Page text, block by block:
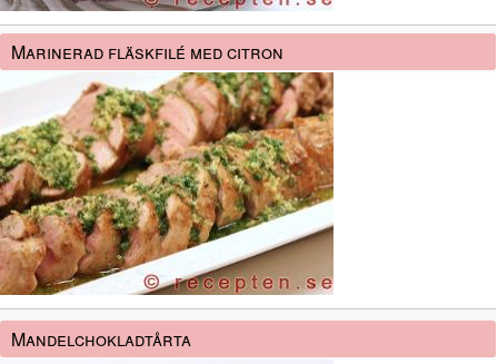
Marinerad fläskfilé med citron
Mandelchokladtårta